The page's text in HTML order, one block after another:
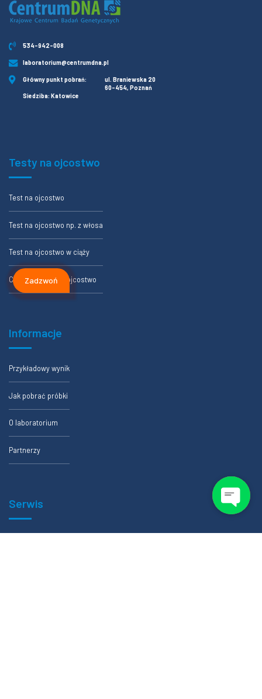
534-942-008
laboratorium@centrumdna.pl
Główny punkt pobrań:
ul. Braniewska 20
60-454, Poznań
Siedziba: Katowice
Testy na ojcostwo
Test na ojcostwo
Test na ojcostwo np. z włosa
Test na ojcostwo w ciąży
Cennik testów na ojcostwo
Informacje
Przykładowy wynik
Jak pobrać próbki
O laboratorium
Partnerzy
Serwis
Zadzwoń